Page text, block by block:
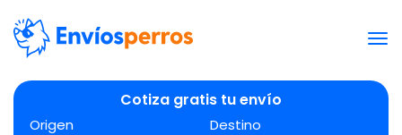
Cotiza gratis tu envío
Origen Destino